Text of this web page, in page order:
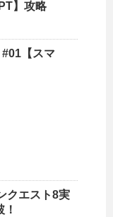
】攻略
【スマ
クエスト8実